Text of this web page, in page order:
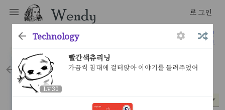
로그인
우리는 우리가 읽은 것으로 만들어진다
Lv.30
books
분야
*
Technology
Lv.30
빨간색츄리닝
가끔씩 침대에 걸터앉아 이야기를 들려주었어